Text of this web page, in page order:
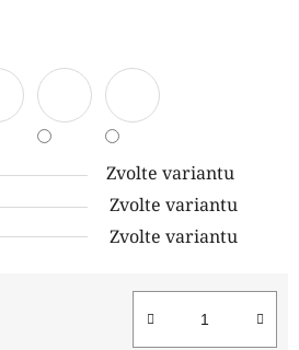
Zvolte variantu
Zvolte variantu
Zvolte variantu